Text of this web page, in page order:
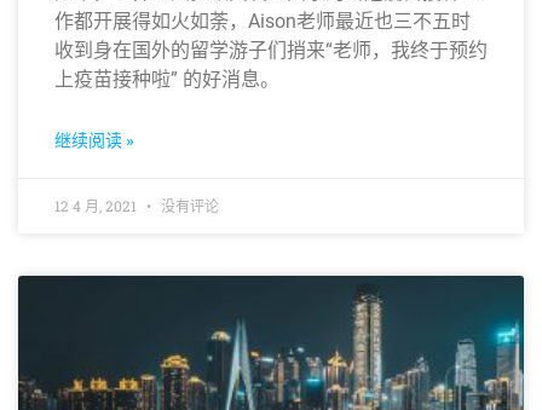
作都开展得如火如荼，Aison老师最近也三不五时
收到身在国外的留学游子们捎来“老师，我终于预约
上疫苗接种啦” 的好消息。
继续阅读 »
12 4 月, 2021 没有评论